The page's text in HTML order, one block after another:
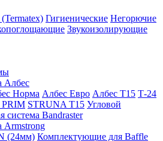
Гигиенические Негорючие
Звукоизолирующие
Албес
Норма Албес Евро Албес T15 Т-24
PRIM STRUNA Т15 Угловой
система Bandraster
Armstrong
(24мм) Комплектующие для Baffle